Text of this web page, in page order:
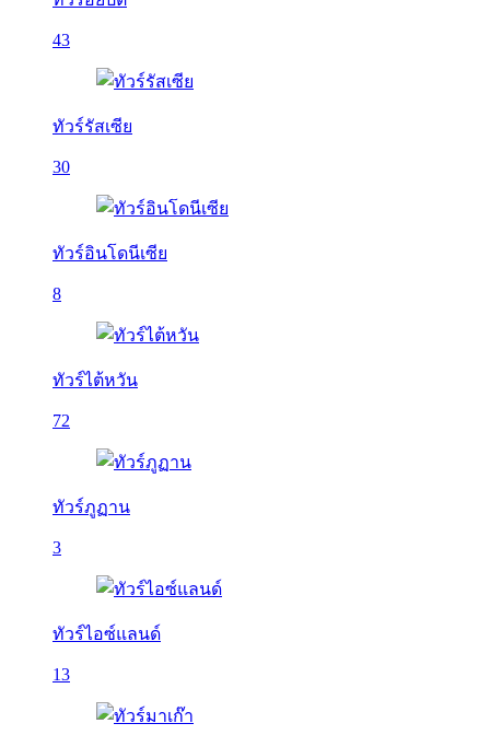
43
ทัวร์รัสเซีย
30
ทัวร์อินโดนีเซีย
8
ทัวร์ไต้หวัน
72
ทัวร์ภูฏาน
3
ทัวร์ไอซ์แลนด์
13